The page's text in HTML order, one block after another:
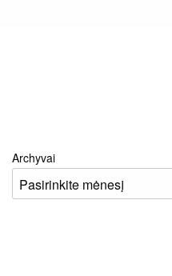
Archyvai